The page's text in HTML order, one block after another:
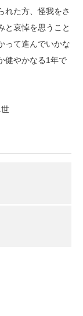
れた方、怪我をさ
と哀悼を思うこと
って進んでいかな
健やかなる1年で